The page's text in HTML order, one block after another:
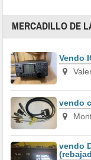
MERCADILLO DE
Vendo
vendo
vendo